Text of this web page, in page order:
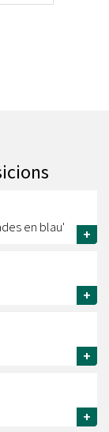
en blau'
+
+
+
+